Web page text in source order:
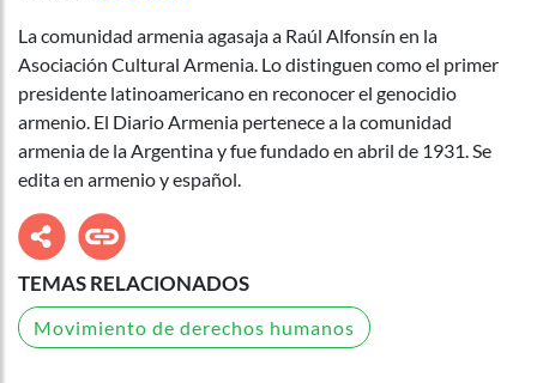
La comunidad armenia agasaja a Raúl Alfonsín en la
Asociación Cultural Armenia. Lo distinguen como el primer
presidente latinoamericano en reconocer el genocidio
armenio. El Diario Armenia pertenece a la comunidad
armenia de la Argentina y fue fundado en abril de 1931. Se
edita en armenio y español.
TEMAS RELACIONADOS
Movimiento de derechos humanos